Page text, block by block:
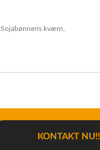
Sojabønneris kværn
KONTAKT NU!!